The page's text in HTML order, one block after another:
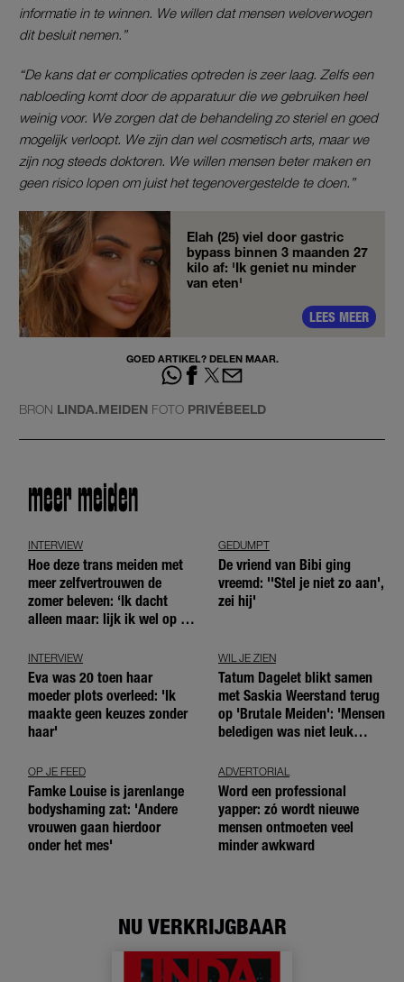
informatie in te winnen. We willen dat mensen weloverwogen
dit besluit nemen.”
“De kans dat er complicaties optreden is zeer laag. Zelfs een
nabloeding komt door de apparatuur die we gebruiken heel
weinig voor. We zorgen dat de behandeling zo steriel en goed
mogelijk verloopt. We zijn dan wel cosmetisch arts, maar we
zijn nog steeds doktoren. We willen mensen beter maken en
geen risico lopen om juist het tegenovergestelde te doen.”
Elah (25) viel door gastric
bypass binnen 3 maanden 27
kilo af: 'Ik geniet nu minder
van eten'
LEES MEER
GOED ARTIKEL? DELEN MAAR.
BRON LINDA.MEIDEN FOTO PRIVÉBEELD
meer meiden
INTERVIEW
Hoe deze trans meiden met
meer zelfvertrouwen de
zomer beleven: ‘Ik dacht
alleen maar: lijk ik wel op de
GEDUMPT
De vriend van Bibi ging
vreemd: ''Stel je niet zo aan',
zei hij'
INTERVIEW
Eva was 20 toen haar
moeder plots overleed: 'Ik
maakte geen keuzes zonder
haar'
WIL JE ZIEN
Tatum Dagelet blikt samen
met Saskia Weerstand terug
op 'Brutale Meiden': 'Mensen
beledigen was niet leuk
OP JE FEED
Famke Louise is jarenlange
bodyshaming zat: 'Andere
vrouwen gaan hierdoor
onder het mes'
ADVERTORIAL
Word een professional
yapper: zó wordt nieuwe
mensen ontmoeten veel
minder awkward
NU VERKRIJGBAAR